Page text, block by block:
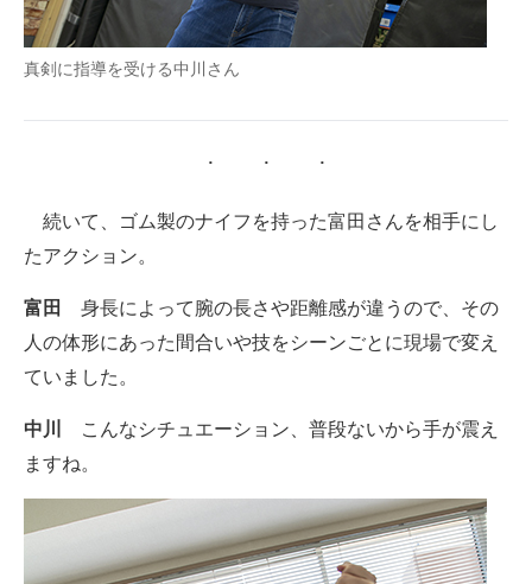
真剣に指導を受ける中川さん
続いて、ゴム製のナイフを持った富田さんを相手にし
たアクション。
富田
身長によって腕の長さや距離感が違うので、その
人の体形にあった間合いや技をシーンごとに現場で変え
ていました。
中川
こんなシチュエーション、普段ないから手が震え
ますね。